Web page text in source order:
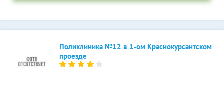
Поликлиника №12 в 1-ом Краснокурсантском
проезде